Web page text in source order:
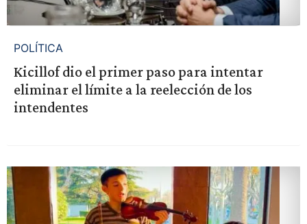
POLÍTICA
Kicillof dio el primer paso para intentar
eliminar el límite a la reelección de los
intendentes